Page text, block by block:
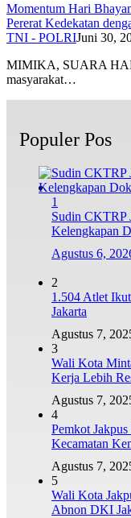
Momentum Hari
Pererat Kedekatan
TNI - POLRIJuni 30,
MIMIKA, SUARA
masyarakat…
Populer Pos
1
Sudin CKTRP
Kelengkapan
Agustus 6,
2
1.504 Atlet
Jakarta
Agustus 7,
3
Wali Kota
Kerja Lebih
Agustus 7,
4
Pemkot
Kecamatan
Agustus 7,
5
Wali Kota
Abnon DKI